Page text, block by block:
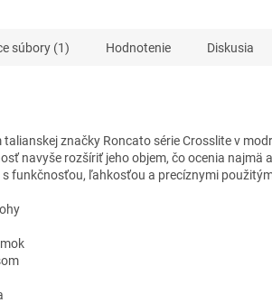
súbory (1) Hodnotenie Diskusia
značky Roncato série Crosslite v
navyše rozšíriť jeho objem, čo ocenia najmä
funkčnosťou, ľahkosťou a precíznymi